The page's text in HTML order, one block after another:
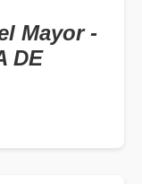
Mayor -
DE